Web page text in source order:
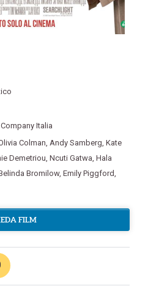
Italia
Colman, Andy Samberg, Kate
Demetriou, Ncuti Gatwa, Hala
Bromilow, Emily Piggford,
FILM